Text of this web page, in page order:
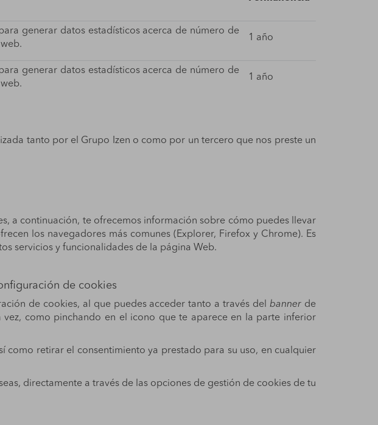
generar datos estadísticos acerca de número de
1 año
generar datos estadísticos acerca de número de
1 año
tanto por el Grupo Izen o como por un tercero que nos preste un
a continuación, te ofrecemos información sobre cómo puedes llevar
los navegadores más comunes (Explorer, Firefox y Chrome). Es
servicios y funcionalidades de la página Web.
de cookies
de cookies, al que puedes acceder tanto a través delbanner de
como pinchando en el icono que te aparece en la parte inferior
como retirar el consentimiento ya prestado para su uso, en cualquier
directamente a través de las opciones de gestión de cookies de tu